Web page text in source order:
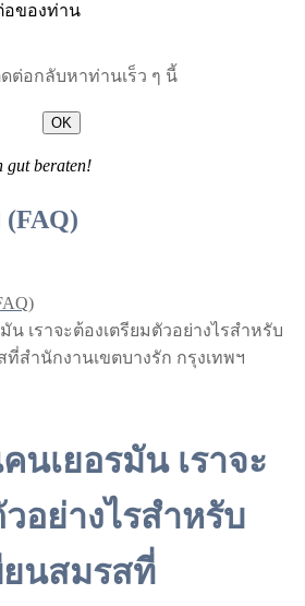
ของท่าน
ดต่อกลับหาท่านเร็ว ๆ นี้
OK
gut beraten!
เราจะต้องเตรียมตัวอย่างไรสำหรับ
สำนักงานเขตบางรัก กรุงเทพฯ
นเยอรมัน เราจะ
อย่างไรสำหรับ
ยนสมรสที่